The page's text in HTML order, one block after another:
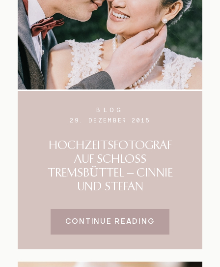
BLOG
29. DEZEMBER 2015
HOCHZEITSFOTOGRAF
AUF SCHLOSS
TREMSBÜTTEL – CINNIE
UND STEFAN
CONTINUE READING